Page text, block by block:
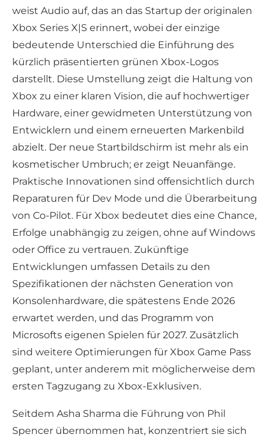
weist Audio auf, das an das Startup der originalen
Xbox Series X|S erinnert, wobei der einzige
bedeutende Unterschied die Einführung des
kürzlich präsentierten grünen Xbox-Logos
darstellt. Diese Umstellung zeigt die Haltung von
Xbox zu einer klaren Vision, die auf hochwertiger
Hardware, einer gewidmeten Unterstützung von
Entwicklern und einem erneuerten Markenbild
abzielt. Der neue Startbildschirm ist mehr als ein
kosmetischer Umbruch; er zeigt Neuanfänge.
Praktische Innovationen sind offensichtlich durch
Reparaturen für Dev Mode und die Überarbeitung
von Co-Pilot. Für Xbox bedeutet dies eine Chance,
Erfolge unabhängig zu zeigen, ohne auf Windows
oder Office zu vertrauen. Zukünftige
Entwicklungen umfassen Details zu den
Spezifikationen der nächsten Generation von
Konsolenhardware, die spätestens Ende 2026
erwartet werden, und das Programm von
Microsofts eigenen Spielen für 2027. Zusätzlich
sind weitere Optimierungen für Xbox Game Pass
geplant, unter anderem mit möglicherweise dem
ersten Tagzugang zu Xbox-Exklusiven.
Seitdem Asha Sharma die Führung von Phil
Spencer übernommen hat, konzentriert sie sich